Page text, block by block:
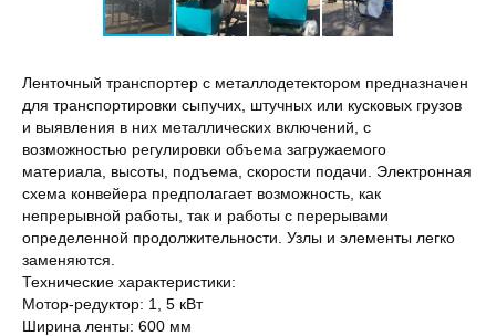
Ленточный транспортер с металлодетектором предназначен
для транспортировки сыпучих, штучных или кусковых грузов
и выявления в них металлических включений, с
возможностью регулировки объема загружаемого
материала, высоты, подъема, скорости подачи. Электронная
схема конвейера предполагает возможность, как
непрерывной работы, так и работы с перерывами
определенной продолжительности. Узлы и элементы легко
заменяются.
Технические характеристики:
Мотор-редуктор: 1, 5 кВт
Ширина ленты: 600 мм